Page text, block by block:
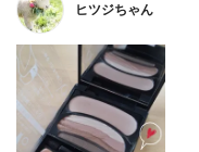
ヒツジちゃん